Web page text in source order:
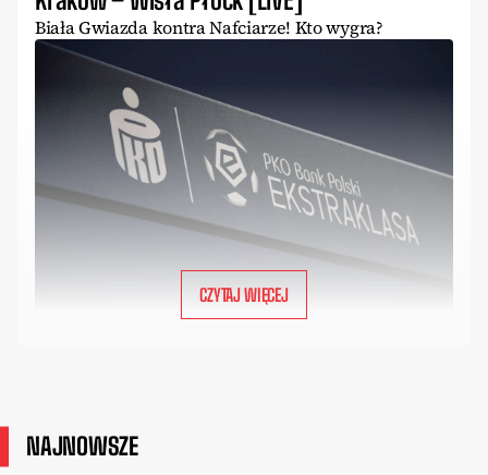
Biała Gwiazda kontra Nafciarze! Kto wygra?
CZYTAJ WIĘCEJ
NAJNOWSZE